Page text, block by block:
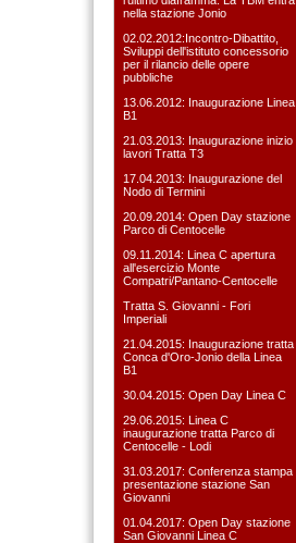
nella stazione Jonio
02.02.2012:Incontro-Dibattito,
Sviluppi dell'istituto concessorio
per il rilancio delle opere
pubbliche
13.06.2012: Inaugurazione Linea
B1
21.03.2013: Inaugurazione inizio
lavori Tratta T3
17.04.2013: Inaugurazione del
Nodo di Termini
20.09.2014: Open Day stazione
Parco di Centocelle
09.11.2014: Linea C apertura
all'esercizio Monte
Compatri/Pantano-Centocelle
Tratta S. Giovanni - Fori
Imperiali
21.04.2015: Inaugurazione tratta
Conca d'Oro-Jonio della Linea
B1
30.04.2015: Open Day Linea C
29.06.2015: Linea C
inaugurazione tratta Parco di
Centocelle - Lodi
31.03.2017: Conferenza stampa
presentazione stazione San
Giovanni
01.04.2017: Open Day stazione
San Giovanni Linea C